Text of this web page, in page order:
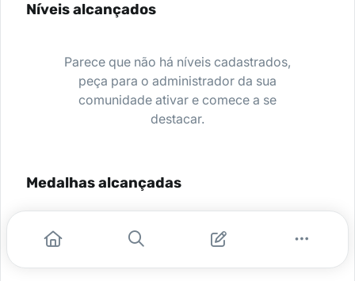
Níveis alcançados
Parece que não há níveis cadastrados,
peça para o administrador da sua
comunidade ativar e comece a se
destacar.
Medalhas alcançadas
Nenhuma medalha encontrada